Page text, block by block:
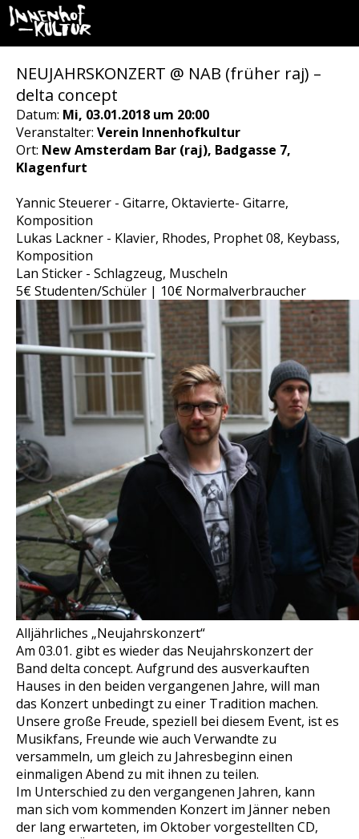
NEUJAHRSKONZERT @ NAB (früher raj) –
delta concept
Datum: Mi, 03.01.2018 um 20:00
Veranstalter: Verein Innenhofkultur
Ort: New Amsterdam Bar (raj), Badgasse 7,
Klagenfurt
Yannic Steuerer - Gitarre, Oktavierte- Gitarre,
Komposition
Lukas Lackner - Klavier, Rhodes, Prophet 08, Keybass,
Komposition
Lan Sticker - Schlagzeug, Muscheln
5€ Studenten/Schüler | 10€ Normalverbraucher
Alljährliches „Neujahrskonzert“
Am 03.01. gibt es wieder das Neujahrskonzert der
Band delta concept. Aufgrund des ausverkauften
Hauses in den beiden vergangenen Jahre, will man
das Konzert unbedingt zu einer Tradition machen.
Unsere große Freude, speziell bei diesem Event, ist es
Musikfans, Freunde wie auch Verwandte zu
versammeln, um gleich zu Jahresbeginn einen
einmaligen Abend zu mit ihnen zu teilen.
Im Unterschied zu den vergangenen Jahren, kann
man sich vom kommenden Konzert im Jänner neben
der lang erwarteten, im Oktober vorgestellten CD,